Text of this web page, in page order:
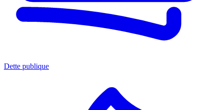
Dette publique